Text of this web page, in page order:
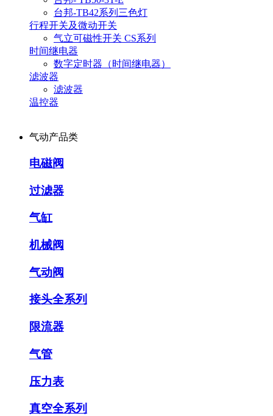
台邦-TB42系列三色灯
行程开关及微动开关
气立可磁性开关 CS系列
时间继电器
数字定时器（时间继电器）
滤波器
滤波器
温控器
气动产品类
电磁阀
过滤器
气缸
机械阀
气动阀
接头全系列
限流器
气管
压力表
真空全系列